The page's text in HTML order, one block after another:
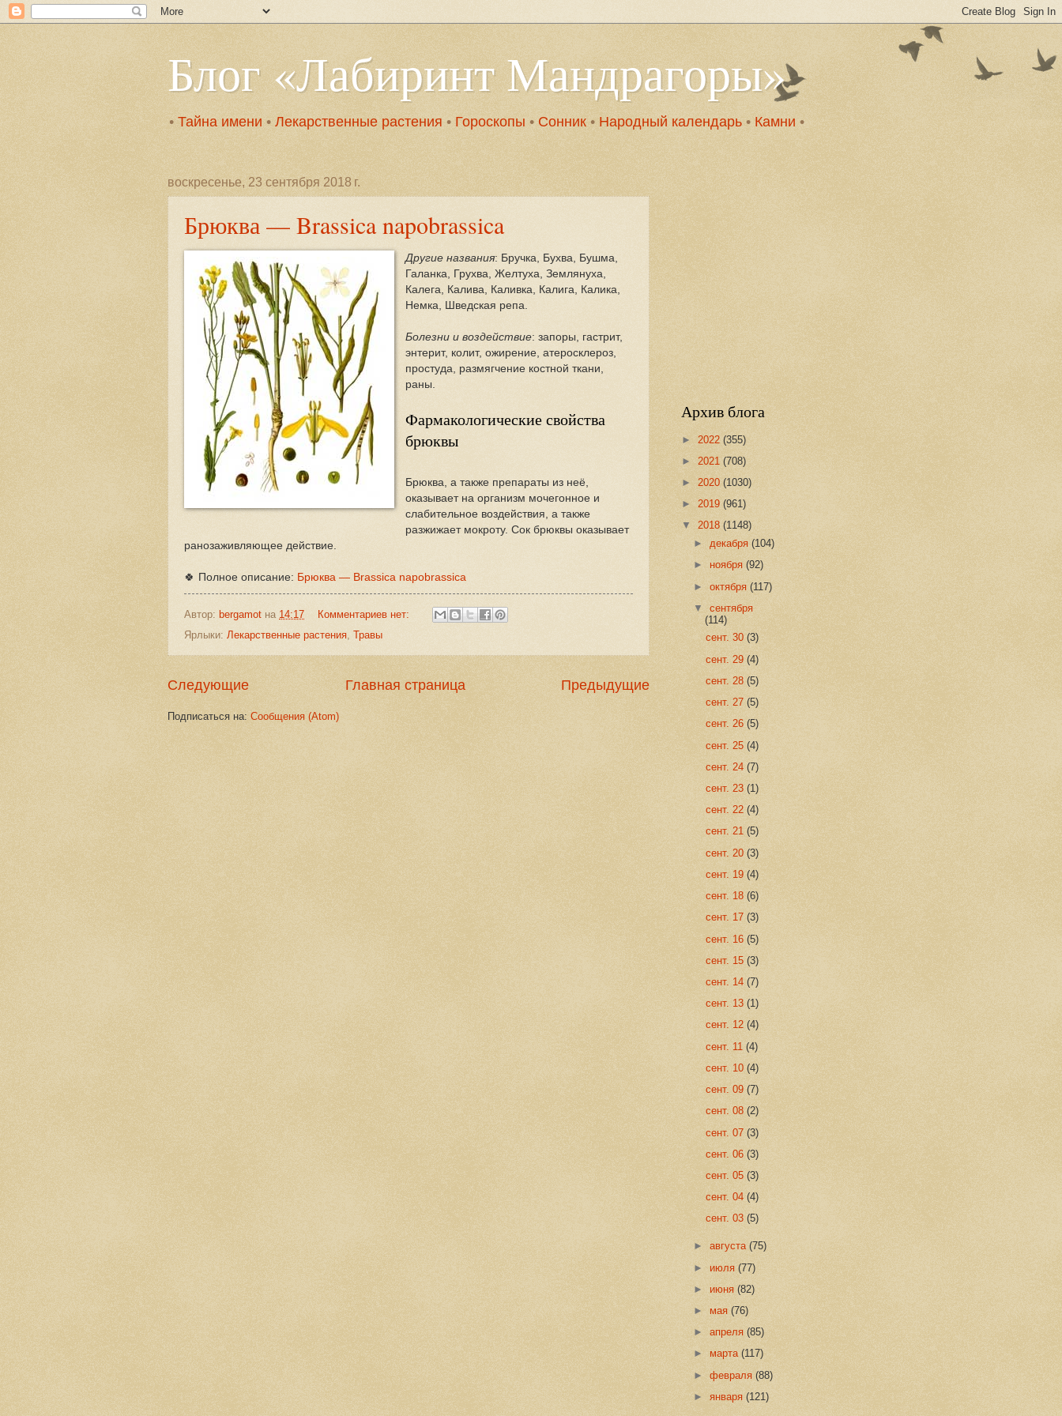
Блог «Лабиринт Мандрагоры»
• Тайна имени • Лекарственные растения • Гороскопы • Сонник • Народный календарь • Камни •
воскресенье, 23 сентября 2018 г.
Брюква — Brassica napobrassica
Другие названия: Бручка, Бухва, Бушма,
Галанка, Грухва, Желтуха, Землянуха,
Калега, Калива, Каливка, Калига, Калика,
Немка, Шведская репа.
Болезни и воздействие: запоры, гастрит,
энтерит, колит, ожирение, атеросклероз,
простуда, размягчение костной ткани,
раны.
Фармакологические свойства
брюквы
Брюква, а также препараты из неё,
оказывает на организм мочегонное и
слабительное воздействия, а также
разжижает мокроту. Сок брюквы оказывает
ранозаживляющее действие.
🍀 Полное описание: Брюква — Brassica napobrassica
Автор: bergamot на 14:17
Комментариев нет:
Ярлыки: Лекарственные растения, Травы
Следующие Предыдущие
Главная страница
Подписаться на: Сообщения (Atom)
Архив блога
► 2022 (355)
► 2021 (708)
► 2020 (1030)
► 2019 (961)
▼ 2018 (1148)
►декабря(104)
►ноября(92)
►октября(117)
▼сентября
(114)
сент. 30 (3)
сент. 29 (4)
сент. 28 (5)
сент. 27 (5)
сент. 26 (5)
сент. 25 (4)
сент. 24 (7)
сент. 23 (1)
сент. 22 (4)
сент. 21 (5)
сент. 20 (3)
сент. 19 (4)
сент. 18 (6)
сент. 17 (3)
сент. 16 (5)
сент. 15 (3)
сент. 14 (7)
сент. 13 (1)
сент. 12 (4)
сент. 11 (4)
сент. 10 (4)
сент. 09 (7)
сент. 08 (2)
сент. 07 (3)
сент. 06 (3)
сент. 05 (3)
сент. 04 (4)
сент. 03 (5)
►августа(75)
►июля(77)
► июня(82)
►мая(76)
►апреля(85)
►марта(117)
►февраля(88)
►января(121)